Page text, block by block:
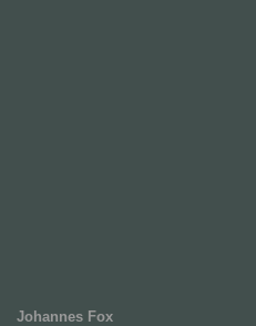
Johannes Fox